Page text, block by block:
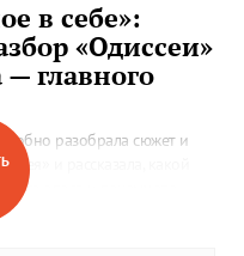
в себе»:
«Одиссеи»
главного
разобрала сюжет и
и рассказала, какой
эпоса и почему это